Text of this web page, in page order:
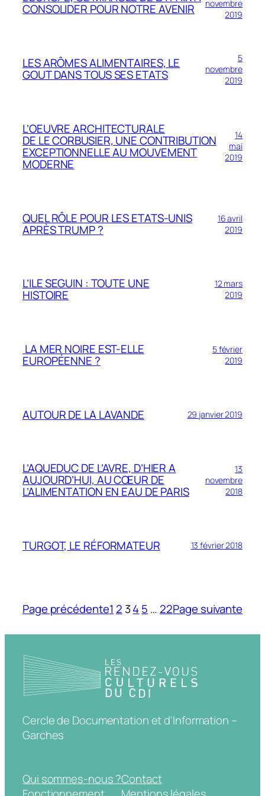
CONSOLIDER POUR NOTRE AVENIR
novembre
2019
LES ARÔMES ALIMENTAIRES, LE
GOUT DANS TOUS SES ETATS
5
novembre
2019
L’OEUVRE ARCHITECTURALE
DE LE CORBUSIER, UNE CONTRIBUTION
EXCEPTIONNELLE AU MOUVEMENT
MODERNE
14
mai
2019
QUEL RÔLE POUR LES ETATS-UNIS
APRÈS TRUMP ?
16 avril
2019
L’ILE SEGUIN : TOUTE UNE
HISTOIRE
12 mars
2019
LA MER NOIRE EST-ELLE
EUROPÉENNE ?
5 février
2019
AUTOUR DE LA LAVANDE 29 janvier 2019
L’AQUEDUC DE L’AVRE, D’HIER A
AUJOURD’HUI, AU CŒUR DE
L’ALIMENTATION EN EAU DE PARIS
13
novembre
2018
TURGOT, LE RÉFORMATEUR 13 février 2018
Page précédente1 2 34 5 … 22Page suivante
Cercle de Documentation et d'Information –
Garches
Qui sommes-nous ?Contact